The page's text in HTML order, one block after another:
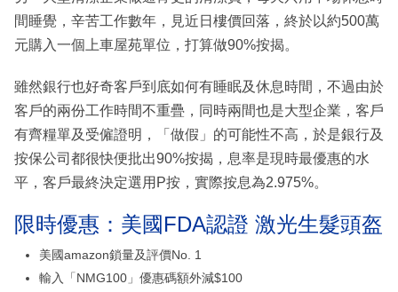
間睡覺，辛苦工作數年，見近日樓價回落，終於以約500萬
元購入一個上車屋苑單位，打算做90%按揭。
雖然銀行也好奇客戶到底如何有睡眠及休息時間，不過由於
客戶的兩份工作時間不重疊，同時兩間也是大型企業，客戶
有齊糧單及受僱證明，「做假」的可能性不高，於是銀行及
按保公司都很快便批出90%按揭，息率是現時最優惠的水
平，客戶最終決定選用P按，實際按息為2.975%。
限時優惠：美國FDA認證 激光生髮頭盔
美國amazon鎖量及評價No. 1
輸入「NMG100」優惠碼額外減$100